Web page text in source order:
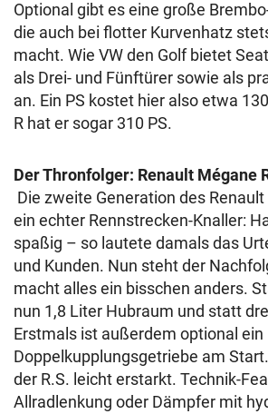
Optional gibt es eine große
die auch bei flotter Kurvenhatz
macht. Wie VW den Golf bietet
als Drei- und Fünftürer sowie als
an. Ein PS kostet hier also etwa
R hat er sogar 310 PS.
Der Thronfolger: Renault Mégane
Die zweite Generation des
ein echter Rennstrecken-Knaller:
spaßig – so lautete damals das
und Kunden. Nun steht der
macht alles ein bisschen anders.
nun 1,8 Liter Hubraum und statt
Erstmals ist außerdem optional ein
Doppelkupplungsgetriebe am
der R.S. leicht erstarkt. Technik-
Allradlenkung oder Dämpfer mit